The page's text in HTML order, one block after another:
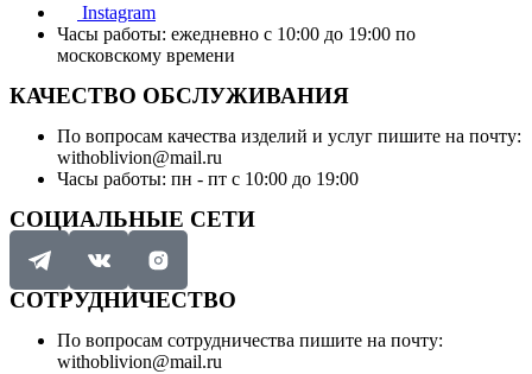
Instagram
Часы работы: ежедневно с 10:00 до 19:00 по
московскому времени
КАЧЕСТВО ОБСЛУЖИВАНИЯ
По вопросам качества изделий и услуг пишите на почту:
withoblivion@mail.ru
Часы работы: пн - пт с 10:00 до 19:00
СОЦИАЛЬНЫЕ СЕТИ
СОТРУДНИЧЕСТВО
По вопросам сотрудничества пишите на почту:
withoblivion@mail.ru